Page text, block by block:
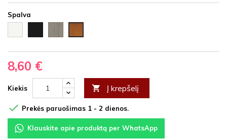
Spalva
HDF
HDF
latte
HDF
8,60 €
Kiekis  Į krepšelį
 Prekės paruošimas 1 - 2 dienos.
Klauskite apie produktą per WhatsApp